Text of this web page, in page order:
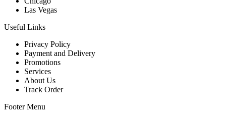
Las Vegas
Useful Links
Privacy Policy
Payment and Delivery
Promotions
Services
About Us
Track Order
Footer Menu